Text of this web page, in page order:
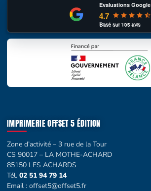
Evaluations Google
4.7
Basé sur105avis
IMPRIMERIE OFFSET 5 ÉDITION
Zone d’activité – 3 rue de la Tour
CS 90017 – LA MOTHE-ACHARD
85150 LES ACHARDS
Tél. 02 51 94 79 14
Email : offset5@offset5.fr